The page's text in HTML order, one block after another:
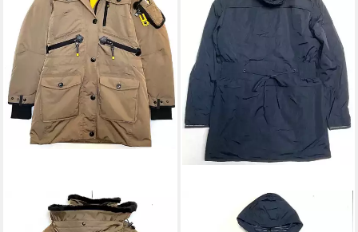
WELLENSTEYN
Funktionsjacke Wellensteyn
WELLENSTEYN
Langjacke Wellensteyn